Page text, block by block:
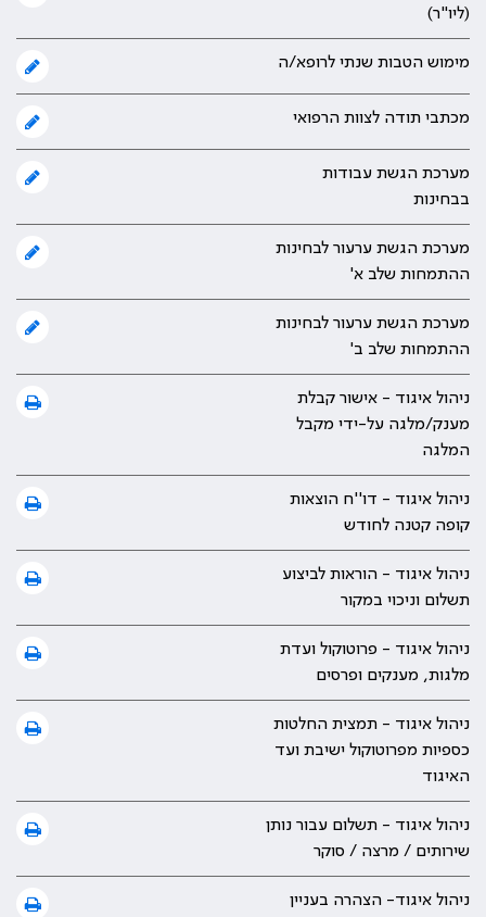
(ליו"ר)
מימוש הטבות שנתי לרופא/ה
מכתבי תודה לצוות הרפואי
מערכת הגשת עבודות
בבחינות
מערכת הגשת ערעור לבחינות
ההתמחות שלב א'
מערכת הגשת ערעור לבחינות
ההתמחות שלב ב'
ניהול איגוד - אישור קבלת
מענק/מלגה על-ידי מקבל
המלגה
ניהול איגוד - דו''ח הוצאות
קופה קטנה לחודש
ניהול איגוד - הוראות לביצוע
תשלום וניכוי במקור
ניהול איגוד - פרוטוקול ועדת
מלגות, מענקים ופרסים
ניהול איגוד - תמצית החלטות
כספיות מפרוטוקול ישיבת ועד
האיגוד
ניהול איגוד - תשלום עבור נותן
שירותים / מרצה / סוקר
ניהול איגוד- הצהרה בעניין